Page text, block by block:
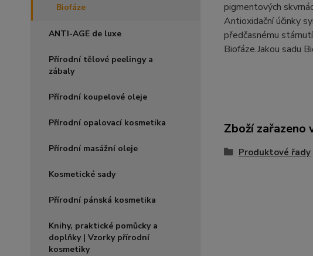
Biofáze
ANTI-AGE de luxe
Přírodní tělové peelingy a
zábaly
Přírodní koupelové oleje
Přírodní opalovací kosmetika
Přírodní masážní oleje
Kosmetické sady
Přírodní pánská kosmetika
Knihy, praktické pomůcky a
doplňky | Vzorky přírodní
kosmetiky
pigmentových
Antioxidační účinky
předčasnému
Biofáze.Jakou sadu
Zboží zařazeno
Produktové řady